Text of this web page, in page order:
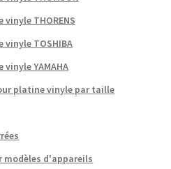
THORENS
TOSHIBA
YAMAHA
platine vinyle par taille
modèles d'appareils